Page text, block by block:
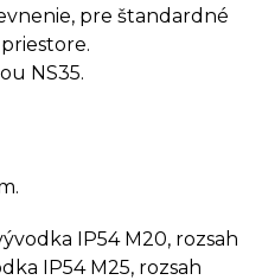
pre štandardné
NS35.
IP54 M20, rozsah
IP54 M25, rozsah